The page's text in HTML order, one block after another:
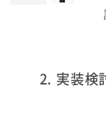
2. 実装検